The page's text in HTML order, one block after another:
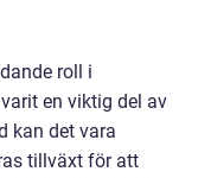
roll i
en viktig del av
kan det vara
tillväxt för att